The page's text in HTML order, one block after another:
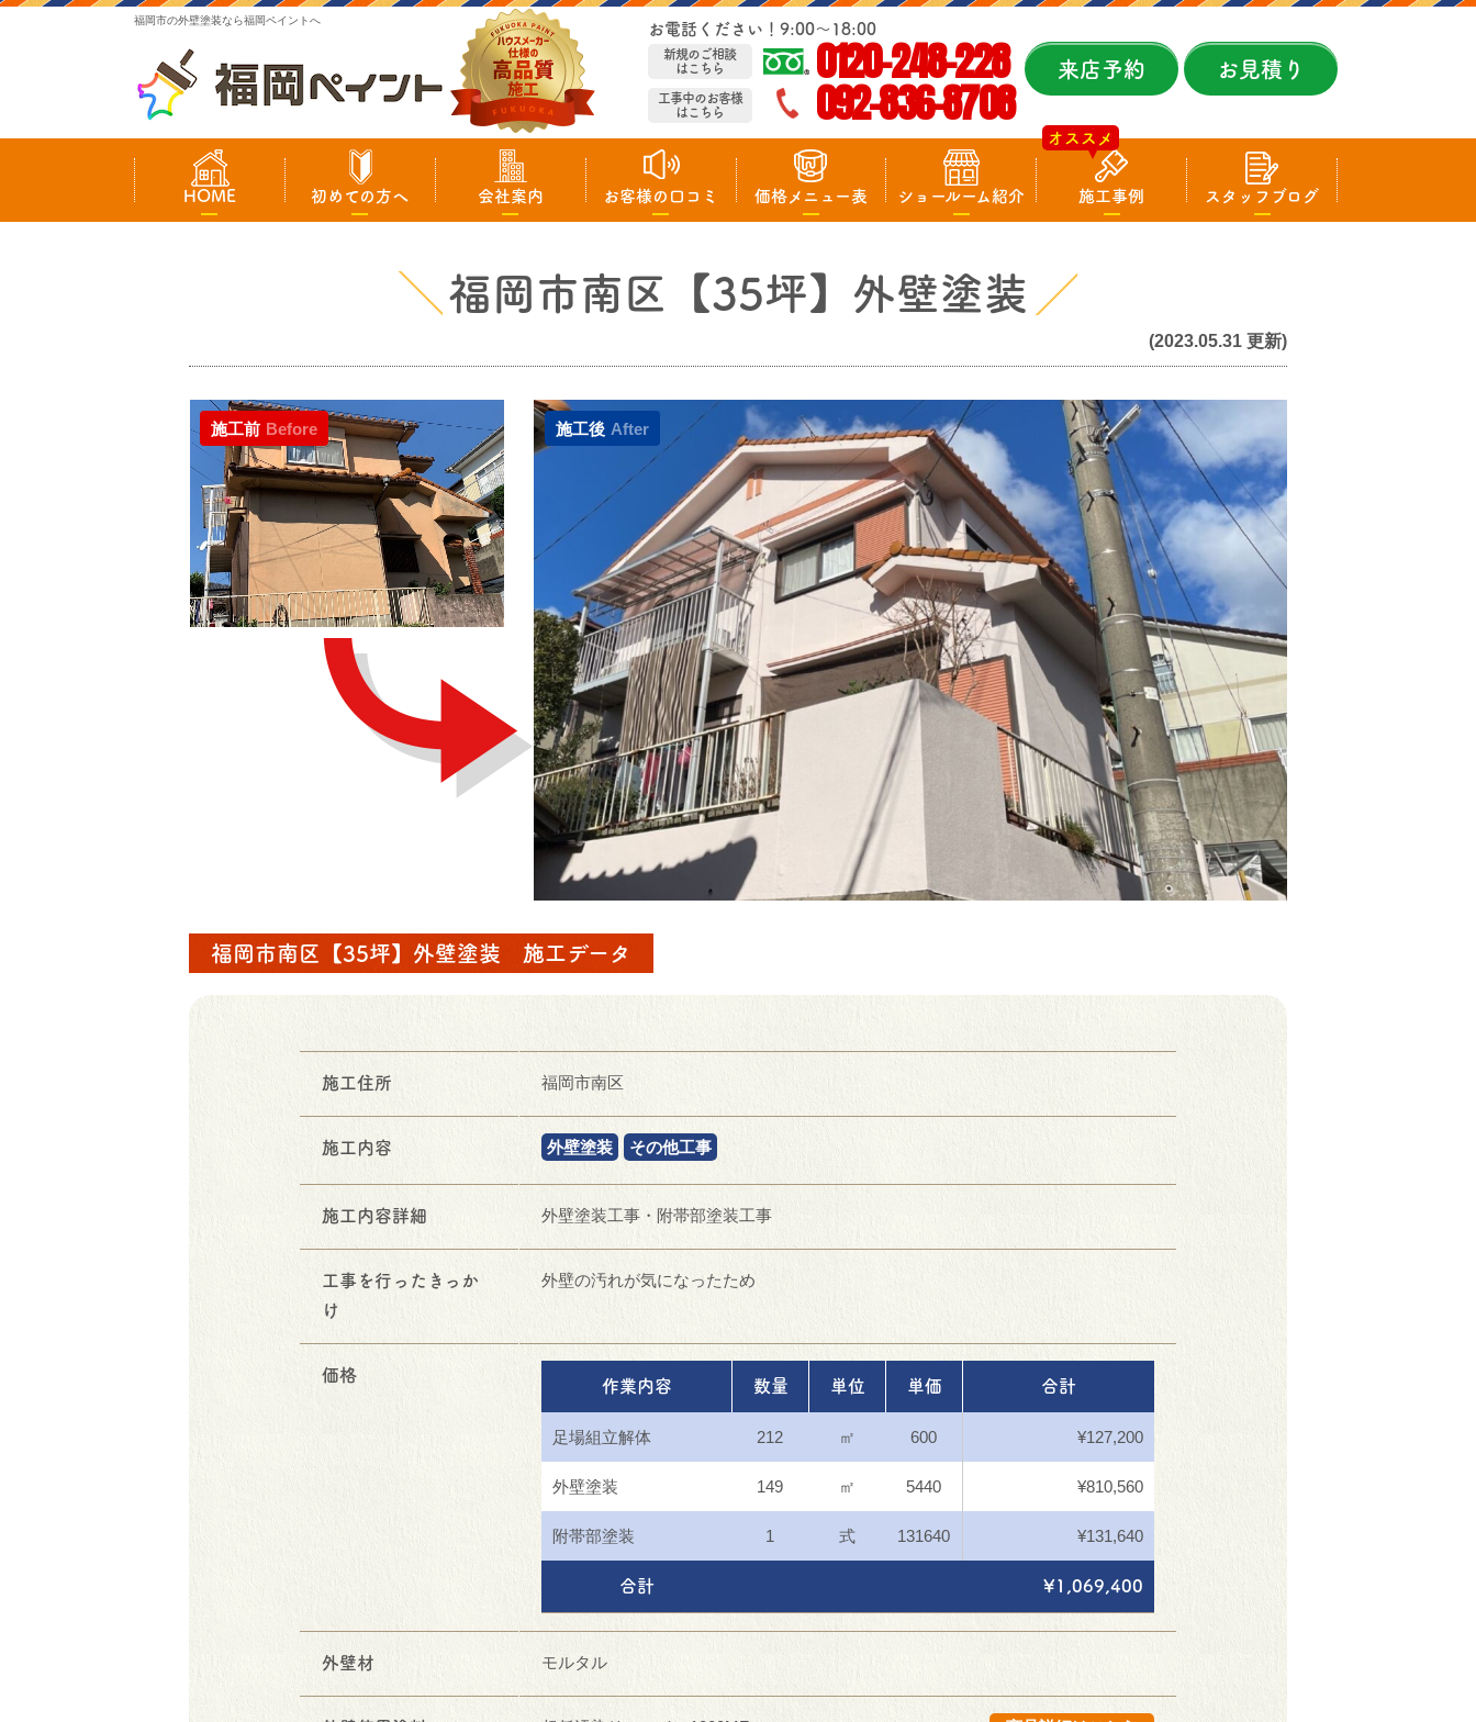
福岡市の外壁塗装なら福岡ペイントへ お電話ください！9:00～18:00
新規のご相談
はこちら
0120-248-228
工事中のお客様
はこちら
092-836-8708
来店予約 お見積り
HOME 初めての方へ 会社案内 お客様の口コミ 価格メニュー表 ショールーム紹介 施工事例
オススメ
スタッフブログ
福岡市南区【35坪】外壁塗装
(2023.05.31 更新)
施工後 After
施工前 Before
福岡市南区【35坪】外壁塗装 施工データ
施工住所 福岡市南区
施工内容 外壁塗装 その他工事
施工内容詳細 外壁塗装工事・附帯部塗装工事
工事を行ったきっか
け
外壁の汚れが気になったため
価格
作業内容 数量 単位 単価 合計
足場組立解体 212 ㎡ 600 ¥127,200
外壁塗装 149 ㎡ 5440 ¥810,560
附帯部塗装 1 式 131640 ¥131,640
合計 ¥1,069,400
外壁材 モルタル